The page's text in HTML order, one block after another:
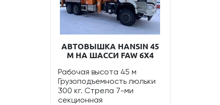
АВТОВЫШКА HANSIN 45
М НА ШАССИ FAW 6Х4
Рабочая высота 45 м
Грузоподъемность люльки
300 кг. Стрела 7-ми
секционная